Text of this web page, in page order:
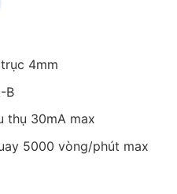
4mm
B
thụ 30mA max
5000 vòng/phút max